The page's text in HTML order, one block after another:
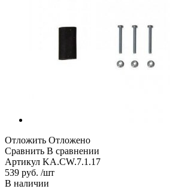
Отложить Отложено
Сравнить В сравнении
Артикул KA.CW.7.1.17
539 руб. /шт
В наличии